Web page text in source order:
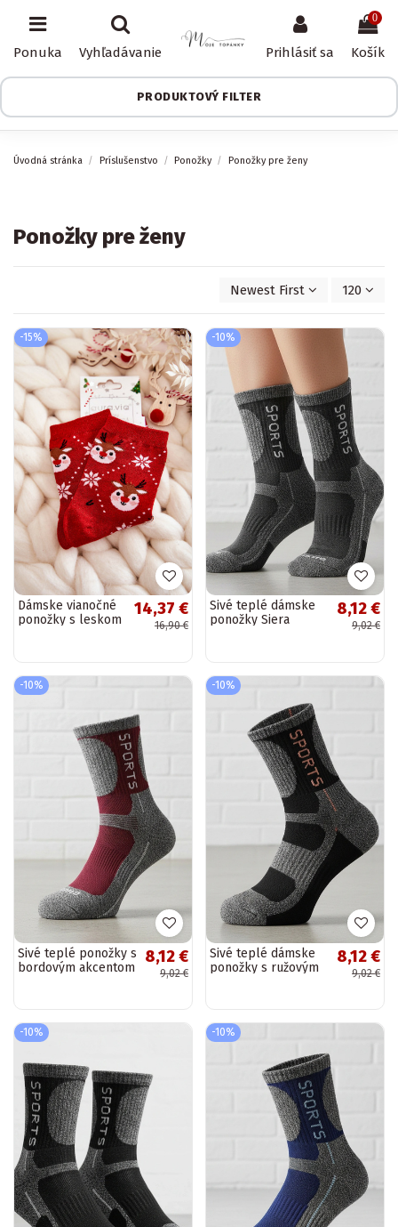
Ponuka Vyhľadávanie Prihlásiť sa
0
Košík
PRODUKTOVÝ FILTER
Úvodná stránka Príslušenstvo Ponožky Ponožky pre ženy
Ponožky pre ženy
Newest First 120
-15%
Dámske vianočné
ponožky s leskom
14,37 €
16,90 €
-10%
Sivé teplé dámske
ponožky Siera
8,12 €
9,02 €
-10%
Sivé teplé ponožky s
bordovým akcentom
8,12 €
9,02 €
-10%
Sivé teplé dámske
ponožky s ružovým
8,12 €
9,02 €
-10% -10%